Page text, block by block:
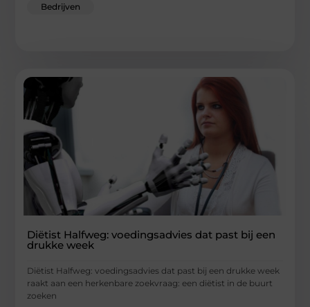
Bedrijven
Diëtist Halfweg: voedingsadvies dat past bij een
drukke week
Diëtist Halfweg: voedingsadvies dat past bij een drukke week
raakt aan een herkenbare zoekvraag: een diëtist in de buurt
zoeken